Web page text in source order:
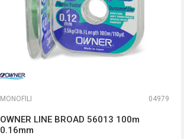
MONOFILI 04979
OWNER LINE BROAD 56013 100m
0.16mm